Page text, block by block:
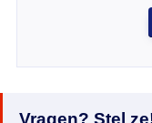
Vragen? Stel